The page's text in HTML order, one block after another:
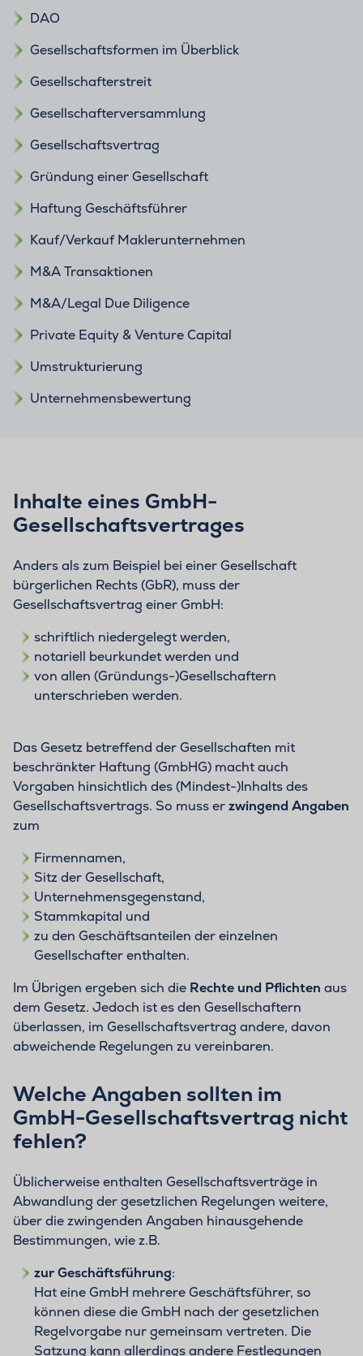
DAO
Gesellschaftsformen im Überblick
Gesellschafterstreit
Gesellschafterversammlung
Gesellschaftsvertrag
Gründung einer Gesellschaft
Haftung Geschäftsführer
Kauf/Verkauf Maklerunternehmen
M&A Transaktionen
M&A/Legal Due Diligence
Private Equity & Venture Capital
Umstrukturierung
Unternehmensbewertung
Inhalte eines GmbH-
Gesellschaftsvertrages
Anders als zum Beispiel bei einer Gesellschaft
bürgerlichen Rechts (GbR), muss der
Gesellschaftsvertrag einer GmbH:
schriftlich niedergelegt werden,
notariell beurkundet werden und
von allen (Gründungs-)Gesellschaftern
unterschrieben werden.
Das Gesetz betreffend der Gesellschaften mit
beschränkter Haftung (GmbHG) macht auch
Vorgaben hinsichtlich des (Mindest-)Inhalts des
Gesellschaftsvertrags. So muss erzwingend Angaben
zum
Firmennamen,
Sitz der Gesellschaft,
Unternehmensgegenstand,
Stammkapital und
zu den Geschäftsanteilen der einzelnen
Gesellschafter enthalten.
Im Übrigen ergeben sich die Rechte und Pflichten aus
dem Gesetz. Jedoch ist es den Gesellschaftern
überlassen, im Gesellschaftsvertrag andere, davon
abweichende Regelungen zu vereinbaren.
Welche Angaben sollten im
GmbH-Gesellschaftsvertrag nicht
fehlen?
Üblicherweise enthalten Gesellschaftsverträge in
Abwandlung der gesetzlichen Regelungen weitere,
über die zwingenden Angaben hinausgehende
Bestimmungen, wie z.B.
zur Geschäftsführung:
Hat eine GmbH mehrere Geschäftsführer, so
können diese die GmbH nach der gesetzlichen
Regelvorgabe nur gemeinsam vertreten. Die
Satzung kann allerdings andere Festlegungen